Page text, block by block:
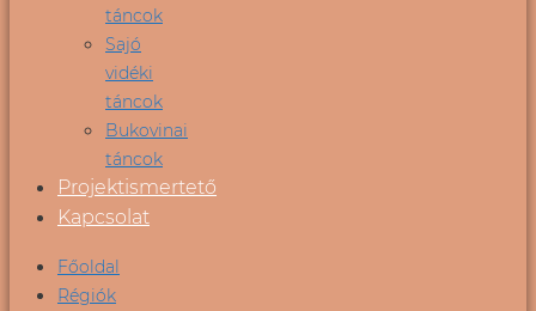
táncok
Sajó
vidéki
táncok
Bukovinai
táncok
Projektismertető
Kapcsolat
Főoldal
Régiók